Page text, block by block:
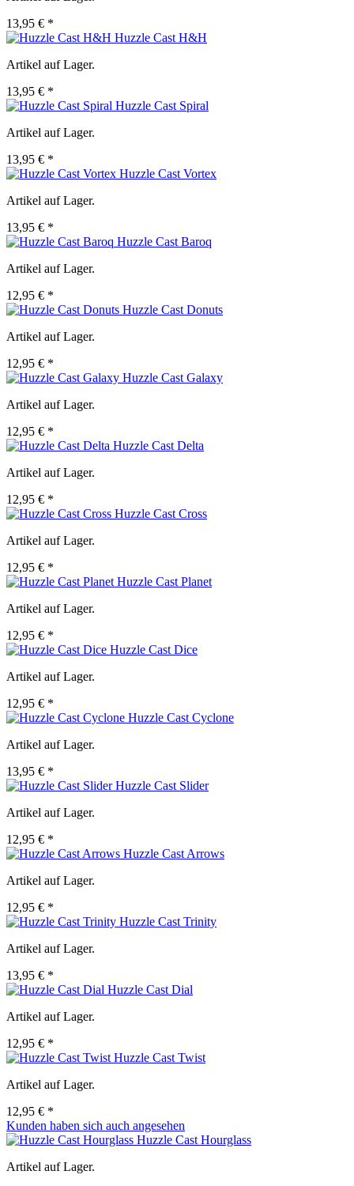
13,95 € *
Huzzle Cast H&H
Artikel auf Lager.
13,95 € *
Huzzle Cast Spiral
Artikel auf Lager.
13,95 € *
Huzzle Cast Vortex
Artikel auf Lager.
13,95 € *
Huzzle Cast Baroq
Artikel auf Lager.
12,95 € *
Huzzle Cast Donuts
Artikel auf Lager.
12,95 € *
Huzzle Cast Galaxy
Artikel auf Lager.
12,95 € *
Huzzle Cast Delta
Artikel auf Lager.
12,95 € *
Huzzle Cast Cross
Artikel auf Lager.
12,95 € *
Huzzle Cast Planet
Artikel auf Lager.
12,95 € *
Huzzle Cast Dice
Artikel auf Lager.
12,95 € *
Huzzle Cast Cyclone
Artikel auf Lager.
13,95 € *
Huzzle Cast Slider
Artikel auf Lager.
12,95 € *
Huzzle Cast Arrows
Artikel auf Lager.
12,95 € *
Huzzle Cast Trinity
Artikel auf Lager.
13,95 € *
Huzzle Cast Dial
Artikel auf Lager.
12,95 € *
Huzzle Cast Twist
Artikel auf Lager.
12,95 € *
Kunden haben sich auch angesehen
Huzzle Cast Hourglass
Artikel auf Lager.